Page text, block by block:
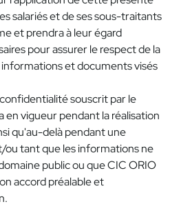
salariés et de ses sous-traitants
et prendra à leur égard
pour assurer le respect de la
et documents visés
souscrit par le
en vigueur pendant la réalisation
qu'au-delà pendant une
ou tant que les informations ne
public ou que CIC ORIO
accord préalable et